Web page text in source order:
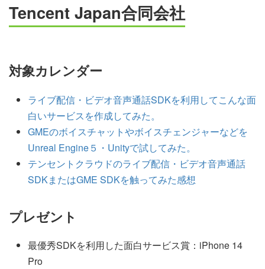
Tencent Japan合同会社
対象カレンダー
ライブ配信・ビデオ音声通話SDKを利用してこんな面
白いサービスを作成してみた。
GMEのボイスチャットやボイスチェンジャーなどを
Unreal Engine５・Unityで試してみた。
テンセントクラウドのライブ配信・ビデオ音声通話
SDKまたはGME SDKを触ってみた感想
プレゼント
最優秀SDKを利用した面白サービス賞：iPhone 14
Pro